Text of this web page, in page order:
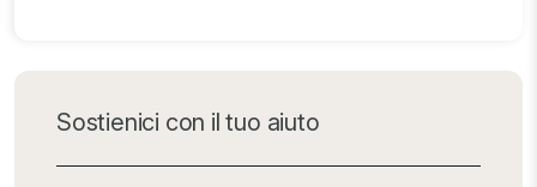
Sostienici con il tuo aiuto